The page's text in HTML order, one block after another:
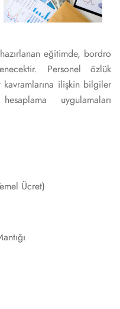
eğitimde, bordro
Personel özlük
ilişkin bilgiler
uygulamaları
Ücret)